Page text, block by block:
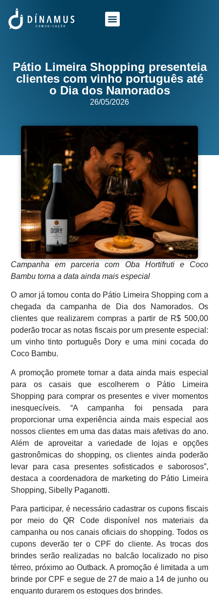
Pátio Limeira Shopping presenteia
clientes com vinho português até
o Dia dos Namorados
26/05/2026
Campanha em parceria com Oba Hortifruti e Coco
Bambu torna a data ainda mais especial
O amor já tomou conta do Pátio Limeira Shopping com a
chegada da campanha de Dia dos Namorados. Os
clientes que realizarem compras a partir de R$ 500,00
poderão trocar as notas fiscais por um presente especial:
um vinho tinto português Dory e uma mini cocada do
Coco Bambu.
A promoção promete tornar a data ainda mais especial
para os casais que escolherem o Pátio Limeira
Shopping para comprar os presentes e viver momentos
inesquecíveis. “A campanha foi pensada para
proporcionar uma experiência ainda mais especial aos
nossos clientes em uma das datas mais afetivas do ano.
Além de aproveitar a variedade de lojas e opções
gastronômicas do shopping, os clientes ainda poderão
levar para casa presentes sofisticados e saborosos”,
destaca a coordenadora de marketing do Pátio Limeira
Shopping, Sibelly Paganotti.
Para participar, é necessário cadastrar os cupons fiscais
por meio do QR Code disponível nos materiais da
campanha ou nos canais oficiais do shopping. Todos os
cupons deverão ter o CPF do cliente. As trocas dos
brindes serão realizadas no balcão localizado no piso
térreo, próximo ao Outback. A promoção é limitada a um
brinde por CPF e segue de 27 de maio a 14 de junho ou
enquanto durarem os estoques dos brindes.